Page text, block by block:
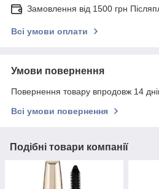
Замовлення від 1500 грн
Всі умови оплати
Умови повернення
Повернення товару впродовж 14
Всі умови повернення
Подібні товари компанії